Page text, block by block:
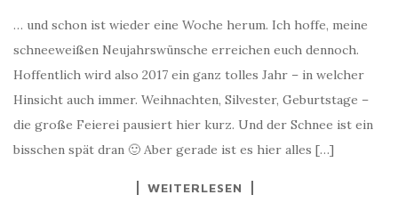
… und schon ist wieder eine Woche herum. Ich hoffe, meine
schneeweißen Neujahrswünsche erreichen euch dennoch.
Hoffentlich wird also 2017 ein ganz tolles Jahr – in welcher
Hinsicht auch immer. Weihnachten, Silvester, Geburtstage –
die große Feierei pausiert hier kurz. Und der Schnee ist ein
bisschen spät dran 🙂 Aber gerade ist es hier alles […]
WEITERLESEN